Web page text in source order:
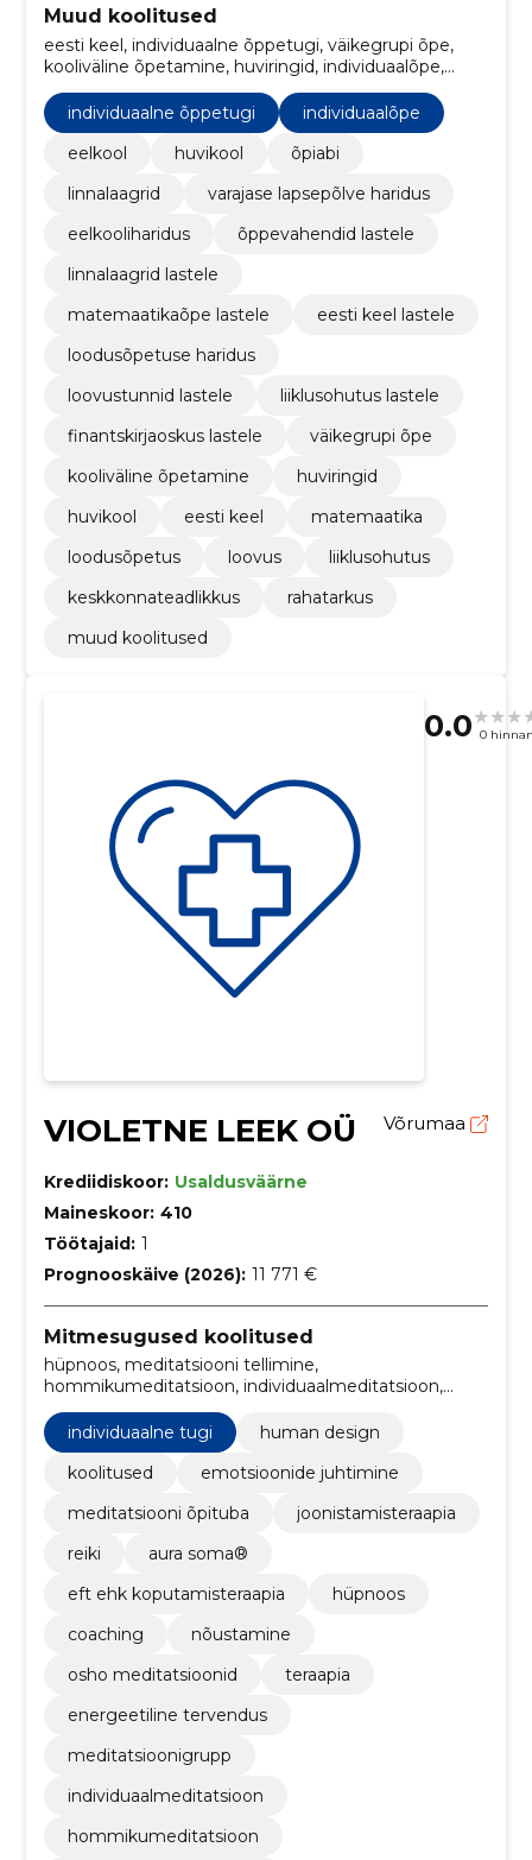
Muud koolitused
eesti keel, individuaalne õppetugi, väikegrupi õpe,
kooliväline õpetamine, huviringid, individuaalõpe,
individuaalne õppetugi
individuaalõpe
eelkool
huvikool
õpiabi
linnalaagrid
varajase lapsepõlve haridus
eelkooliharidus
õppevahendid lastele
linnalaagrid lastele
matemaatikaõpe lastele
eesti keel lastele
loodusõpetuse haridus
loovustunnid lastele
liiklusohutus lastele
finantskirjaoskus lastele
väikegrupi õpe
kooliväline õpetamine
huviringid
huvikool
eesti keel
matemaatika
loodusõpetus
loovus
liiklusohutus
keskkonnateadlikkus
rahatarkus
muud koolitused
0.0 0
VIOLETNE LEEK OÜ Võrumaa
Krediidiskoor: Usaldusväärne
Maineskoor: 410
Töötajaid: 1
Prognooskäive (2026): 11 771 €
Mitmesugused koolitused
hüpnoos, meditatsiooni tellimine,
hommikumeditatsioon, individuaalmeditatsioon,
meditatsioonigrupp, energeetiline tervendus,
teraapia, osho meditatsioonid, nõustamine, coaching
individuaalne tugi
human design
koolitused
emotsioonide juhtimine
meditatsiooni õpituba
joonistamisteraapia
reiki
aura soma®
eft ehk koputamisteraapia
hüpnoos
coaching
nõustamine
osho meditatsioonid
teraapia
energeetiline tervendus
meditatsioonigrupp
individuaalmeditatsioon
hommikumeditatsioon